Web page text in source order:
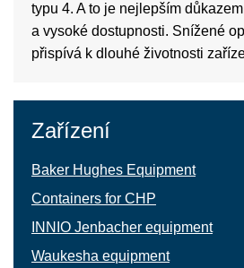
typu 4. A to je nejlepším
a vysoké dostupnosti. Snížené
přispívá k dlouhé životnosti
Zařízení
Baker Hughes Equipment
Containers for СНР
INNIO Jenbacher equipment
Waukesha equipment